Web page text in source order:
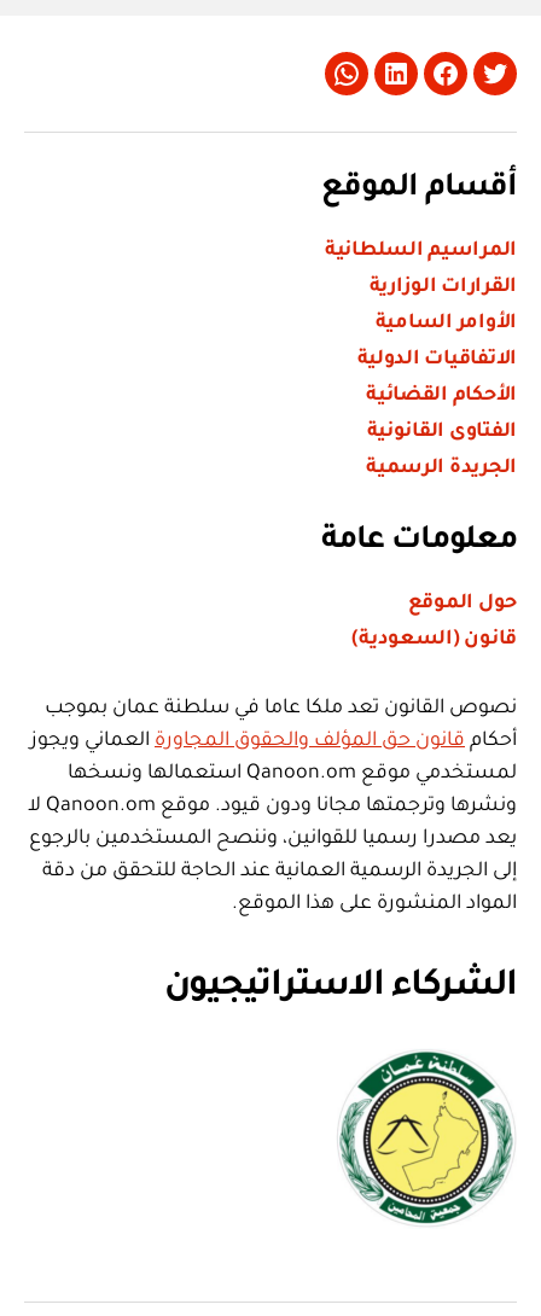
Twitter
Facebook
LinkedIn
Whatsapp
أقسام الموقع
المراسيم السلطانية
القرارات الوزارية
الأوامر السامية
الاتفاقيات الدولية
الأحكام القضائية
الفتاوى القانونية
الجريدة الرسمية
معلومات عامة
حول الموقع
قانون (السعودية)
نصوص القانون تعد ملكا عاما في سلطنة عمان بموجب
أحكام قانون حق المؤلف والحقوق المجاورة العماني ويجوز
لمستخدمي موقع Qanoon.om استعمالها ونسخها
ونشرها وترجمتها مجانا ودون قيود. موقع Qanoon.om لا
يعد مصدرا رسميا للقوانين، وننصح المستخدمين بالرجوع
إلى الجريدة الرسمية العمانية عند الحاجة للتحقق من دقة
المواد المنشورة على هذا الموقع.
الشركاء الاستراتيجيون